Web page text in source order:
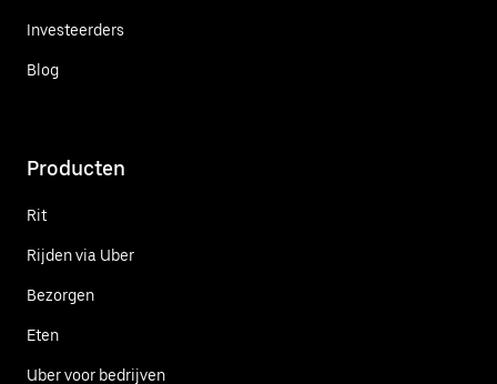
Investeerders
Blog
Producten
Rit
Rijden via Uber
Bezorgen
Eten
Uber voor bedrijven